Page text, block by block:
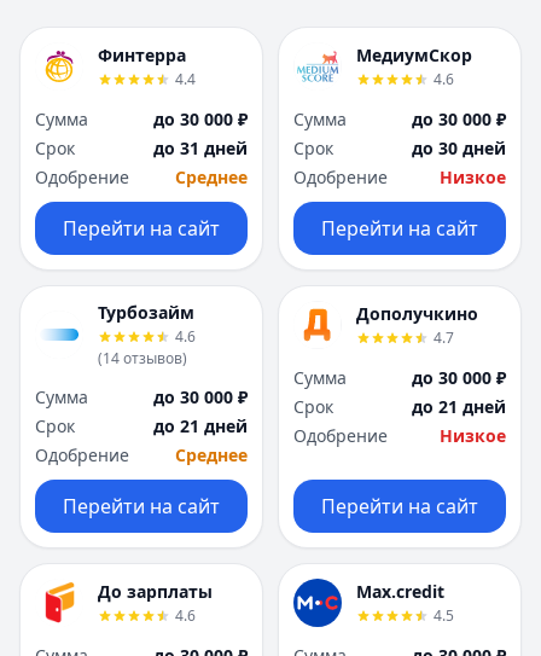
К
Калининград
Кемерово
Киров
Красноярск
Курск
Липецк
Магнитогорск
Махачкала
Москва
Н
Набережные Челны
Нижний Новгород
Новокузнецк
Новосибирск
О
К
Калининград
Кемерово
Киров
Красноярск
Курск
Липецк
Магнитогорск
Махачкала
Москва
Н
Набережные
Нижний Новгород
Новокузнецк
Новосибирск
О
Финтерра
4.4
Сумма
до 30 000 ₽
Срок
до 31 дней
Одобрение
Среднее
Перейти на сайт
МедиумСкор
4.6
Сумма
до 30 000 ₽
Срок
до 30 дней
Одобрение
Низкое
Перейти на сайт
Турбозайм
4.6
(14отзывов)
Сумма
до 30 000 ₽
Срок
до 21 дней
Одобрение
Среднее
Перейти на сайт
Дополучкино
4.7
Сумма
до 30 000 ₽
Срок
до 21 дней
Одобрение
Низкое
Перейти на сайт
До зарплаты
4.6
Max.credit
4.5